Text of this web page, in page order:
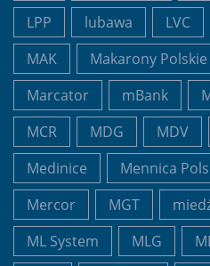
LPP
lubawa LVC
MAK
Makarony Polskie
Marcator
mBank
MCR
MDG MDV
Medinice
Mennica
Mercor
MGT
ML System
MLG